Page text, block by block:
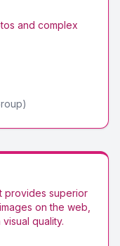
and complex
provides superior
on the web,
visual quality.